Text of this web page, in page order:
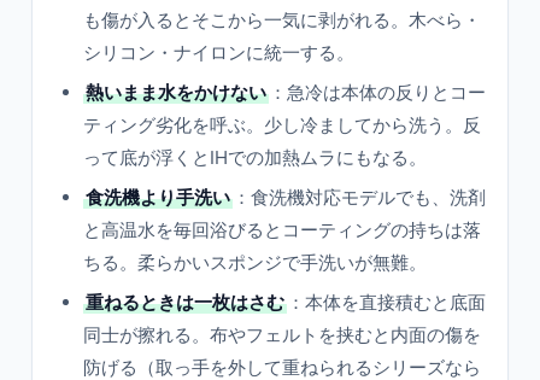
も傷が入るとそこから一気に剥がれる。木べら・
シリコン・ナイロンに統一する。
熱いまま水をかけない ：急冷は本体の反りとコー
ティング劣化を呼ぶ。少し冷ましてから洗う。反
って底が浮くとIHでの加熱ムラにもなる。
食洗機より手洗い ：食洗機対応モデルでも、洗剤
と高温水を毎回浴びるとコーティングの持ちは落
ちる。柔らかいスポンジで手洗いが無難。
重ねるときは一枚はさむ ：本体を直接積むと底面
同士が擦れる。布やフェルトを挟むと内面の傷を
防げる（取っ手を外して重ねられるシリーズなら